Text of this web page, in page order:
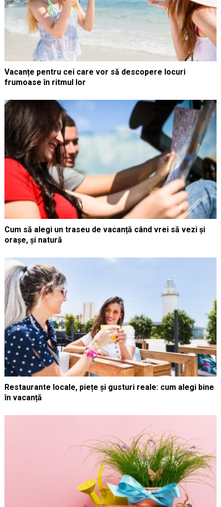
Vacanțe pentru cei care vor să descopere locuri
frumoase în ritmul lor
Cum să alegi un traseu de vacanță când vrei să vezi și
orașe, și natură
Restaurante locale, piețe și gusturi reale: cum alegi bine
în vacanță